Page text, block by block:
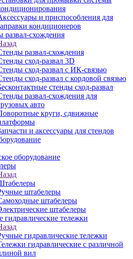
и приспособления для
кондиционеров
развал-схождения
развал-схождения
сход-развал 3D
сход-развал с ИК-связью
сход-развал с кордовой связью
стенды сход-развал
развал-схождения для
авто
круги, сдвижные
и аксессуары для стендов
оборудование
штабелеры
штабелеры
штабелеры
гидравлические тележки
гидравлические тележки
гидравлические с различной
вил